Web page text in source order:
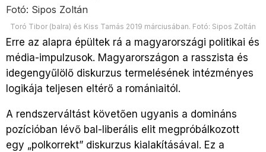
Toró Tibor (balra) és Kiss Tamás 2019 márciusában. Fotó: Sipos Zoltán
Erre az alapra épültek rá a magyarországi politikai és
média-impulzusok. Magyarországon a rasszista és
idegengyűlölő diskurzus termelésének intézményes
logikája teljesen eltérő a romániaitól.
A rendszerváltást követően ugyanis a domináns
pozícióban lévő bal-liberális elit megpróbálkozott
egy „polkorrekt” diskurzus kialakításával. Ez a